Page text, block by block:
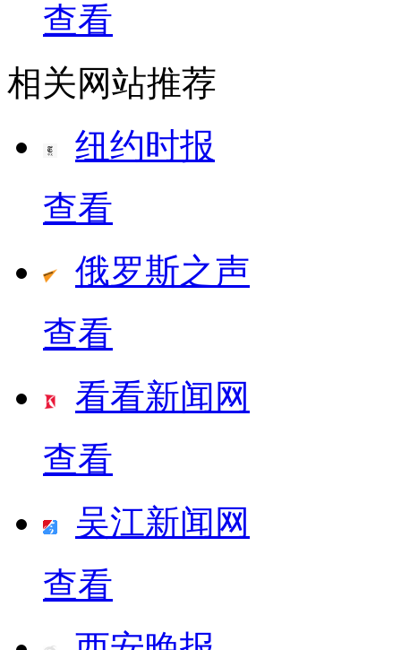
查看
相关网站推荐
纽约时报
查看
俄罗斯之声
查看
看看新闻网
查看
吴江新闻网
查看